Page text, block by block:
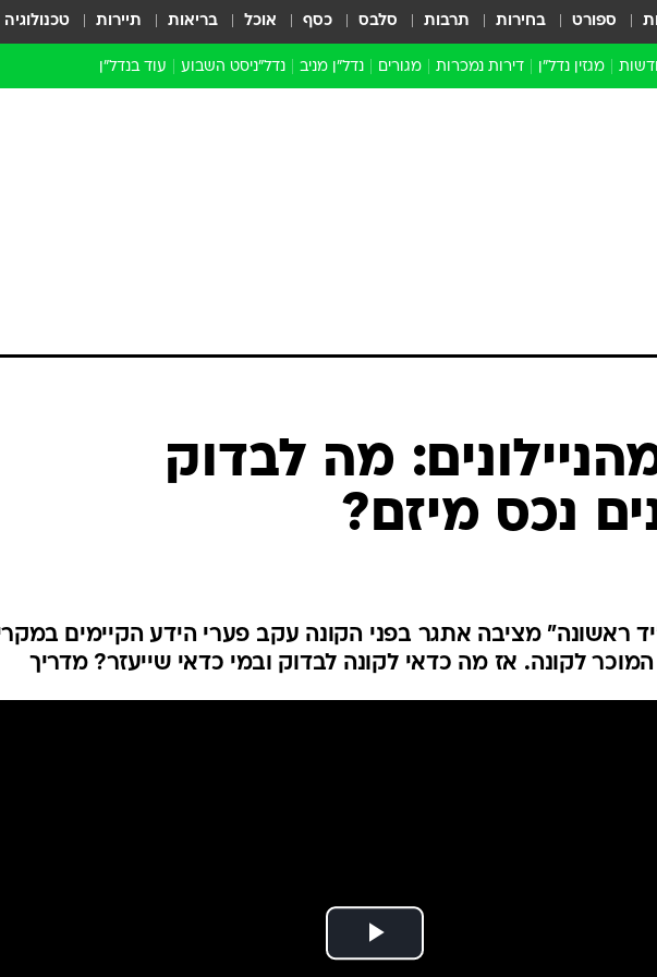
ספורט בחירות תרבות סלבס כסף אוכל בריאות תיירות טכנולוגיה
מגזין נדל"ן דירות נמכרות מגורים נדל"ן מניב נדל"ניסט השבוע עוד בנדל״ן
מה לבדוק
נכס מיזם?
ראשונה" מציבה אתגר בפני הקונה עקב פערי הידע הקיימים
המוכר לקונה. אז מה כדאי לקונה לבדוק ובמי כדאי שייעזר? מדריך